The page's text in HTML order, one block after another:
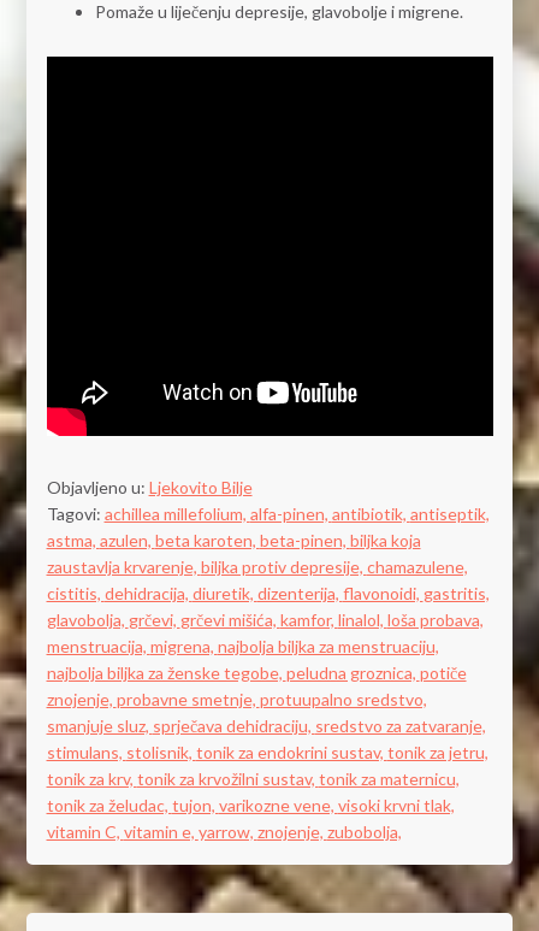
Pomaže u liječenju depresije, glavobolje i migrene.
Objavljeno u: Ljekovito Bilje
Tagovi: achillea millefolium, alfa-pinen, antibiotik, antiseptik,
astma, azulen, beta karoten, beta-pinen, biljka koja
zaustavlja krvarenje, biljka protiv depresije, chamazulene,
cistitis, dehidracija, diuretik, dizenterija, flavonoidi, gastritis,
glavobolja, grčevi, grčevi mišića, kamfor, linalol, loša probava,
menstruacija, migrena, najbolja biljka za menstruaciju,
najbolja biljka za ženske tegobe, peludna groznica, potiče
znojenje, probavne smetnje, protuupalno sredstvo,
smanjuje sluz, sprječava dehidraciju, sredstvo za zatvaranje,
stimulans, stolisnik, tonik za endokrini sustav, tonik za jetru,
tonik za krv, tonik za krvožilni sustav, tonik za maternicu,
tonik za želudac, tujon, varikozne vene, visoki krvni tlak,
vitamin C, vitamin e, yarrow, znojenje, zubobolja,